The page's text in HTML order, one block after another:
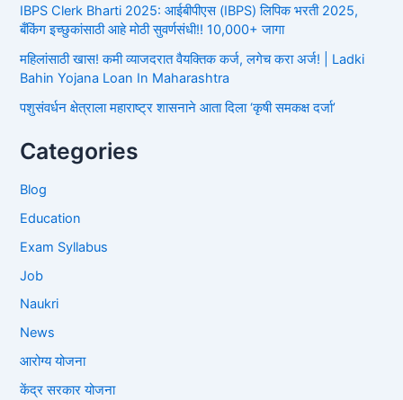
IBPS Clerk Bharti 2025: आईबीपीएस (IBPS) लिपिक भरती 2025,
बँकिंग इच्छुकांसाठी आहे मोठी सुवर्णसंधी!! 10,000+ जागा
महिलांसाठी खास! कमी व्याजदरात वैयक्तिक कर्ज, लगेच करा अर्ज! | Ladki
Bahin Yojana Loan In Maharashtra
पशुसंवर्धन क्षेत्राला महाराष्ट्र शासनाने आता दिला ‘कृषी समकक्ष दर्जा’
Categories
Blog
Education
Exam Syllabus
Job
Naukri
News
आरोग्य योजना
केंद्र सरकार योजना